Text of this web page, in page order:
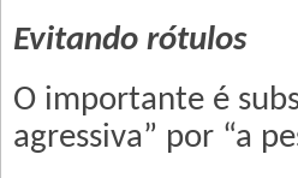
Evitando rótulos
O importante é
agressiva” por “a